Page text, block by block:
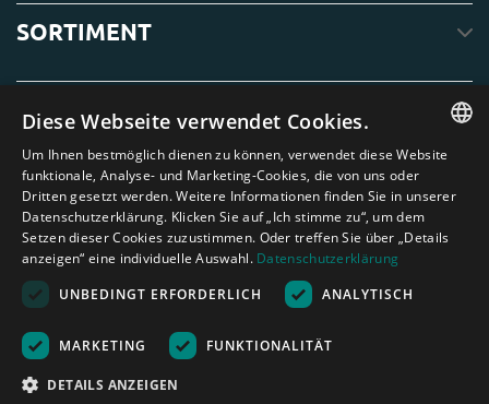
SORTIMENT
SERVICE
ÜBER UNS
Nederland|Deutschland| België|Belgique|España
Kingdom
ENGLISH
DUTCH
GERMAN
Diese Webseite verwendet Cookies.
Um Ihnen bestmöglich dienen zu können, verwendet diese Website
funktionale, Analyse- und Marketing-Cookies, die von uns oder
Dritten gesetzt werden. Weitere Informationen finden Sie in unserer
Datenschutzerklärung. Klicken Sie auf „Ich stimme zu“, um dem
Setzen dieser Cookies zuzustimmen. Oder treffen Sie über „Details
anzeigen“ eine individuelle Auswahl. Datenschutzerklärung
UNBEDINGT ERFORDERLICH
ANALYTISCH
MARKETING FUNKTIONALITÄT
DETAILS ANZEIGEN